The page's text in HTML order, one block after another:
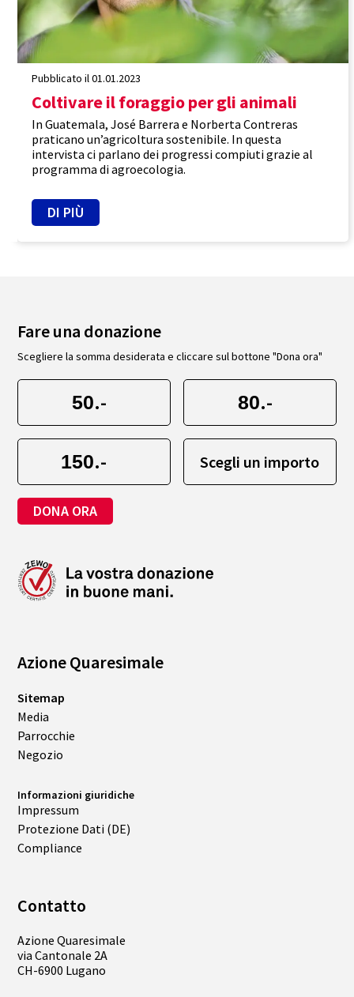
Pubblicato il 01.01.2023
Coltivare il foraggio per gli animali
In Guatemala, José Barrera e Norberta Contreras
praticano un’agricoltura sostenibile. In questa
intervista ci parlano dei progressi compiuti grazie al
programma di agroecologia.
DI PIÙ
Azione Quaresimale
Sitemap
Media
Parrocchie
Negozio
Informazioni giuridiche
Impressum
Protezione Dati (DE)
Compliance
Fare una donazione
Scegliere la somma desiderata e cliccare sul bottone "Dona ora"
.- .-
.- Scegli un importo
DONA ORA
Contatto
Azione Quaresimale
via Cantonale 2A
CH-6900 Lugano